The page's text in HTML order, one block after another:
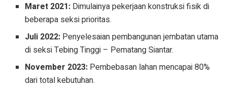
Maret 2021: Dimulainya pekerjaan konstruksi fisik di
beberapa seksi prioritas.
Juli 2022: Penyelesaian pembangunan jembatan utama
di seksi Tebing Tinggi – Pematang Siantar.
November 2023: Pembebasan lahan mencapai 80%
dari total kebutuhan.